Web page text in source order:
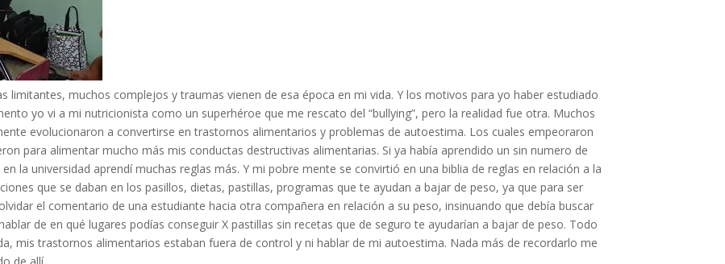
limitantes, muchos complejos y traumas vienen de esa época en mi vida. Y los motivos para yo haber estudiado
yo vi a mi nutricionista como un superhéroe que me rescato del “bullying”, pero la realidad fue otra. Muchos
evolucionaron a convertirse en trastornos alimentarios y problemas de autoestima. Los cuales empeoraron
para alimentar mucho más mis conductas destructivas alimentarias. Si ya había aprendido un sin numero de
la universidad aprendí muchas reglas más. Y mi pobre mente se convirtió en una biblia de reglas en relación a la
que se daban en los pasillos, dietas, pastillas, programas que te ayudan a bajar de peso, ya que para ser
el comentario de una estudiante hacia otra compañera en relación a su peso, insinuando que debía buscar
de en qué lugares podías conseguir X pastillas sin recetas que de seguro te ayudarían a bajar de peso. Todo
mis trastornos alimentarios estaban fuera de control y ni hablar de mi autoestima. Nada más de recordarlo me